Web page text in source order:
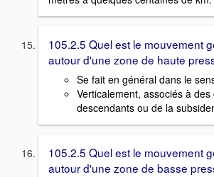
105.2.5 Quel est le mouvement
autour d'une zone de haute
Se fait en général dans le
Verticalement, associés à
descendants ou de la
105.2.5 Quel est le mouvement
autour d'une zone de basse